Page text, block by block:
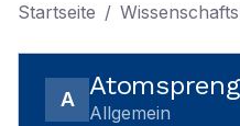
Startseite /
A
Allgemein